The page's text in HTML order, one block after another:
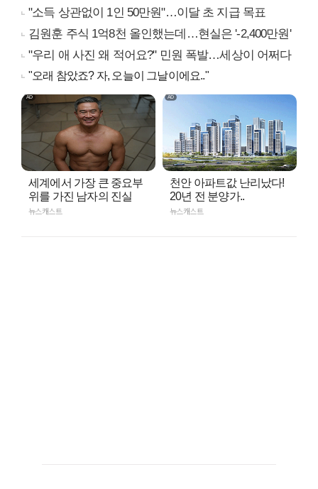
"소득 상관없이 1인 50만원"…이달 초 지급 목표
김원훈 주식 1억8천 올인했는데…현실은 '-2,400만원'
"우리 애 사진 왜 적어요?" 민원 폭발…세상이 어쩌다
"오래 참았죠? 자, 오늘이 그날이에요.."
세계에서 가장 큰 중요부
위를 가진 남자의 진실
뉴스캐스트
천안 아파트값 난리났다!
20년 전 분양가..
뉴스캐스트